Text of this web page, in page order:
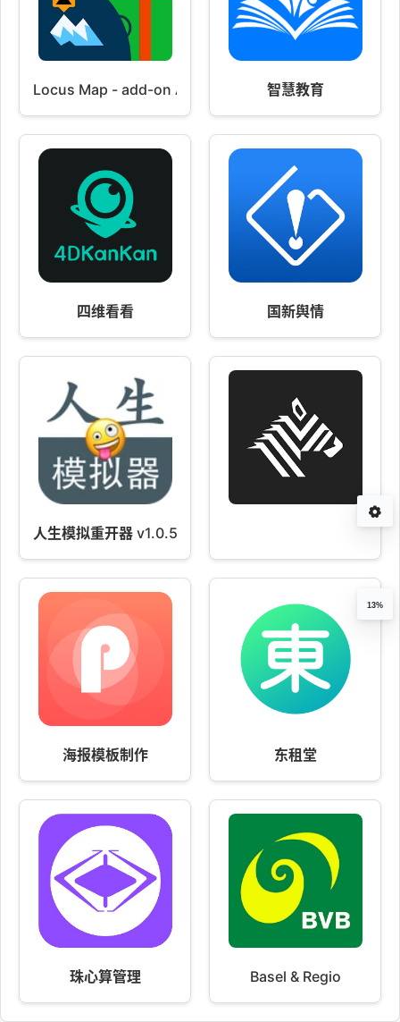
Locus Map - add-on AR 智慧教育
四维看看 国新舆情
人生模拟重开器 v1.0.5
海报模板制作 东租堂
珠心算管理 Basel & Regio
13%